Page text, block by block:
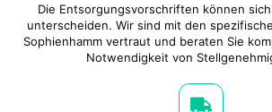
Die Entsorgungsvorschriften können
unterscheiden. Wir sind mit den
Sophienhamm vertraut und beraten Sie
Notwendigkeit von